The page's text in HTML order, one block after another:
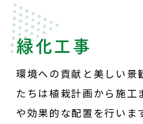
緑化工事
環境への貢献と美しい景
たちは植栽計画から施工
や効果的な配置を行いま